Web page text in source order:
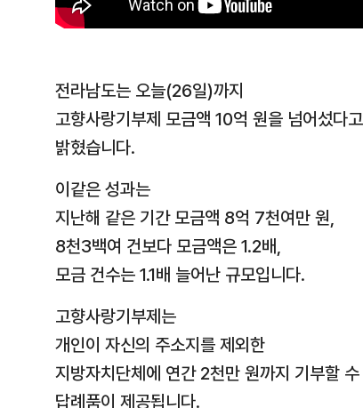
전라남도는 오늘(26일)까지
고향사랑기부제 모금액 10억 원을 넘어섰다고
밝혔습니다.
이같은 성과는
지난해 같은 기간 모금액 8억 7천여만 원,
8천3백여 건보다 모금액은 1.2배,
모금 건수는 1.1배 늘어난 규모입니다.
고향사랑기부제는
개인이 자신의 주소지를 제외한
지방자치단체에 연간 2천만 원까지 기부할
답례품이 제공됩니다.